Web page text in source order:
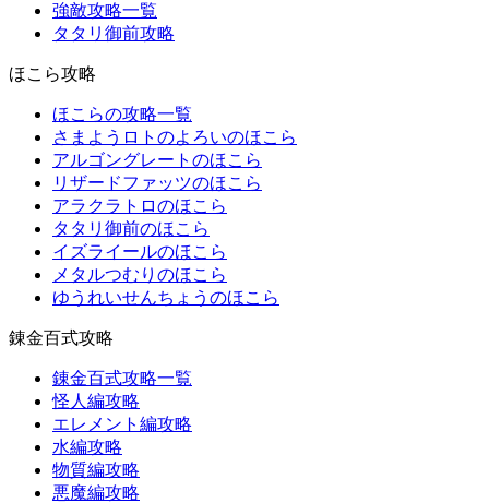
強敵攻略一覧
タタリ御前攻略
ほこら攻略
ほこらの攻略一覧
さまようロトのよろいのほこら
アルゴングレートのほこら
リザードファッツのほこら
アラクラトロのほこら
タタリ御前のほこら
イズライールのほこら
メタルつむりのほこら
ゆうれいせんちょうのほこら
錬金百式攻略
錬金百式攻略一覧
怪人編攻略
エレメント編攻略
水編攻略
物質編攻略
悪魔編攻略